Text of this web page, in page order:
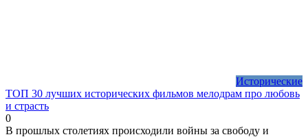
Исторические
ТОП 30 лучших исторических фильмов мелодрам про любовь
и страсть
0
В прошлых столетиях происходили войны за свободу и